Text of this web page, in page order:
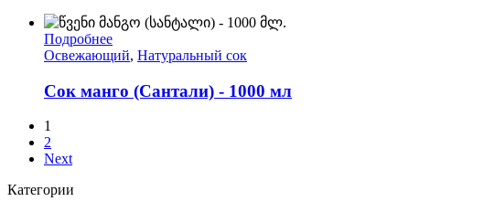
Подробнее
Освежающий, Натуральный сок
Сок манго (Сантали) - 1000 мл
1
2
Next
Категории